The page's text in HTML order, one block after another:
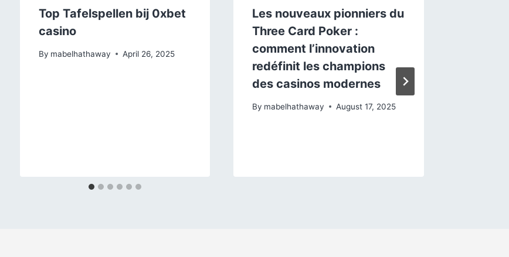
Top Tafelspellen bij 0xbet
casino
By mabelhathaway April 26, 2025
Les nouveaux pionniers du
Three Card Poker :
comment l’innovation
redéfinit les champions
des casinos modernes
By mabelhathaway August 17, 2025